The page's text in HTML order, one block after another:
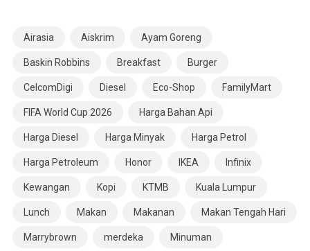
Airasia Aiskrim Ayam Goreng
Baskin Robbins Breakfast Burger
CelcomDigi Diesel Eco-Shop FamilyMart
FIFA World Cup 2026 Harga Bahan Api
Harga Diesel Harga Minyak Harga Petrol
Harga Petroleum Honor IKEA Infinix
Kewangan Kopi KTMB Kuala Lumpur
Lunch Makan Makanan Makan Tengah Hari
Marrybrown merdeka Minuman